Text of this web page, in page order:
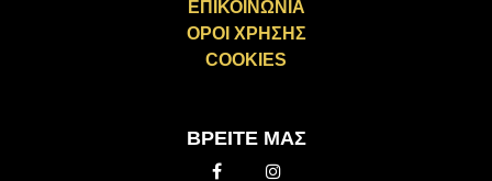
ΕΠΙΚΟΙΝΩΝΙΑ
ΟΡΟΙ ΧΡΗΣΗΣ
COOKIES
ΒΡΕΙΤΕ ΜΑΣ
FacebookInstagram